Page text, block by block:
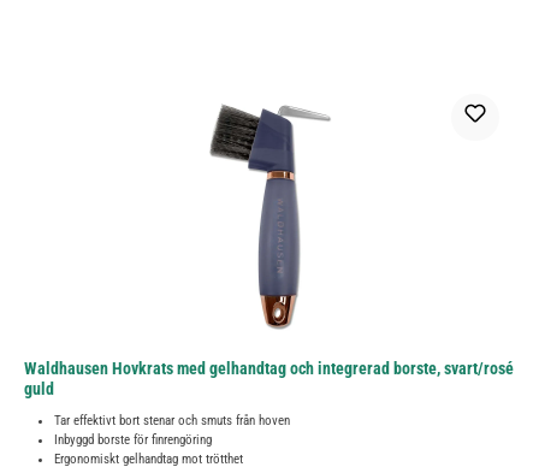
Waldhausen Hovkrats med gelhandtag och integrerad borste, svart/rosé
guld
Tar effektivt bort stenar och smuts från hoven
Inbyggd borste för finrengöring
Ergonomiskt gelhandtag mot trötthet